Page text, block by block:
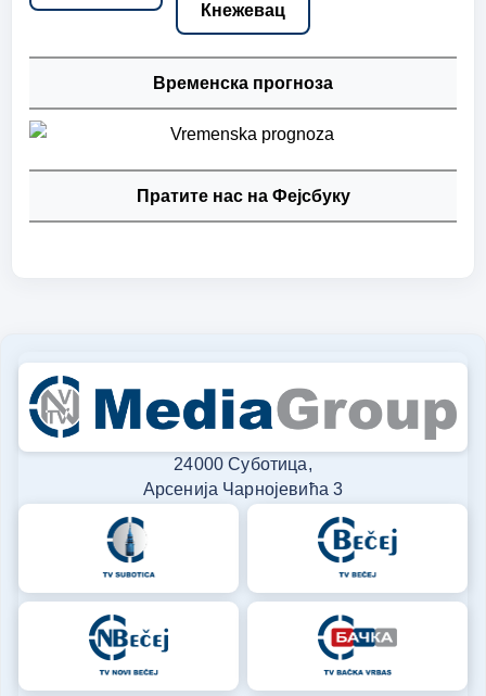
Кнежевац
Временска прогноза
Пратите нас на Фејсбуку
24000 Суботица,
Арсенија Чарнојевића 3